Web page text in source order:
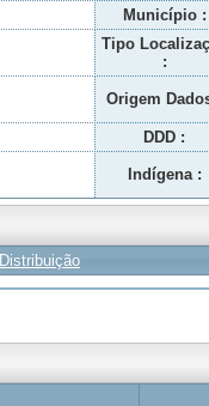
Município :
Tipo
:
Origem
DDD :
Indígena :
Distribuição